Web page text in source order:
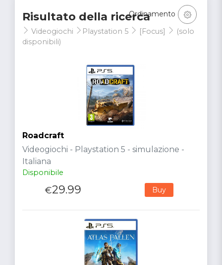
Risultato della ricerca
Videogiochi Playstation 5 [Focus]
(solo
disponibili)
Ordinamento
Roadcraft
Videogiochi - Playstation 5 - simulazione -
Italiana
Disponibile
€29.99 Buy